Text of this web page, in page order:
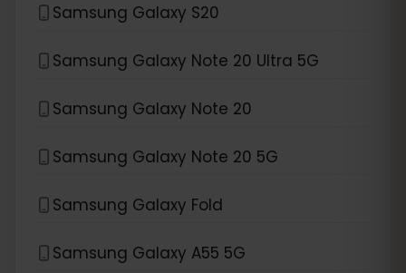
Samsung Galaxy S20
Samsung Galaxy Note 20 Ultra 5G
Samsung Galaxy Note 20
Samsung Galaxy Note 20 5G
Samsung Galaxy Fold
Samsung Galaxy A55 5G